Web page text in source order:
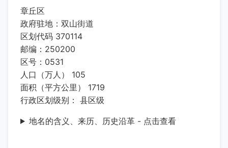
章丘区
政府驻地：双山街道
区划代码 370114
邮编：250200
区号：0531
人口（万人） 105
面积（平方公里） 1719
行政区划级别： 县区级
地名的含义、来历、历史沿革 - 点击查看